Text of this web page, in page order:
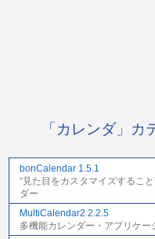
「カレンダ」
bonCalendar 1.5.1
“見た目をカスタマイズするこ
ダー
MultiCalendar2 2.2.5
多機能カレンダー・アプリケー